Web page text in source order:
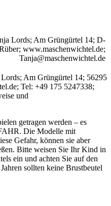
Lords; Am Grüngürtel 14; D-
www.maschenwichtel.de;
Tanja@maschenwichtel.de
Am Grüngürtel 14; 56295
Tel: +49 175 5247338;
und
getragen werden – es
Die Modelle mit
Gefahr, können sie aber
Bitte weisen Sie Ihr Kind in
ein und achten Sie auf den
sollten keine Brustbeutel